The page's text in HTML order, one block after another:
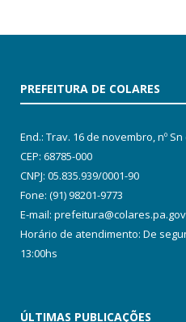
PREFEITURA DE COLARES
End.: Trav. 16 de novembro, nº
CEP: 68785-000
CNPJ: 05.835.939/0001-90
Fone: (91) 98201-9773
E-mail:
Horário de atendimento: De
13:00hs
ÚLTIMAS PUBLICAÇÕES